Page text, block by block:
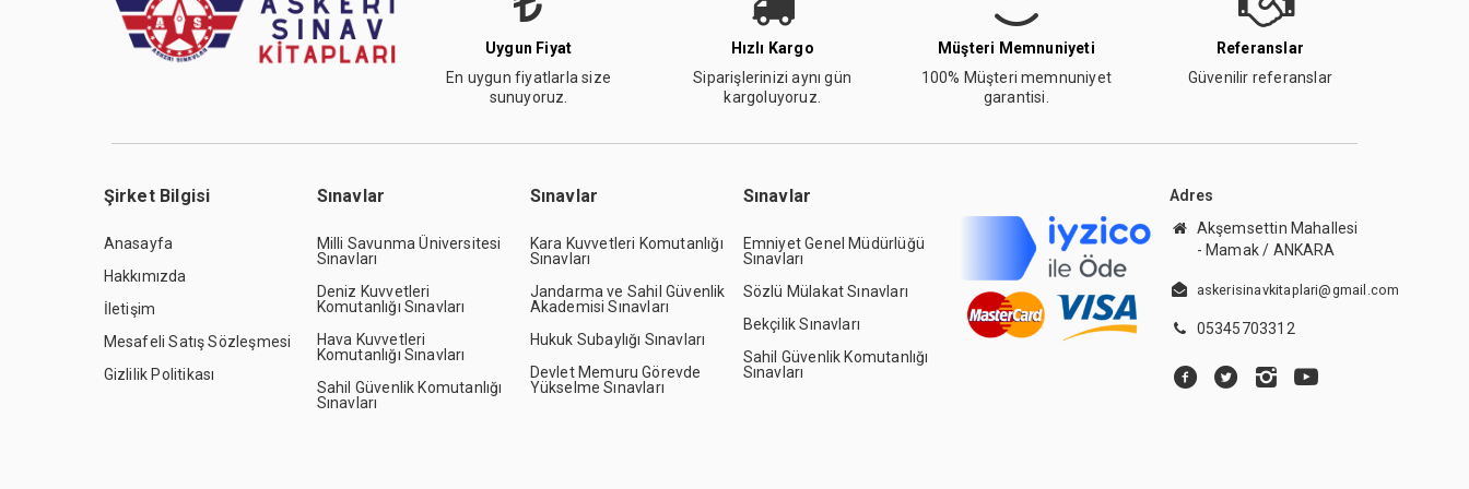
Uygun Fiyat
En uygun fiyatlarla size
sunuyoruz.
Hızlı Kargo
Siparişlerinizi aynı gün
kargoluyoruz.
Müşteri Memnuniyeti
100% Müşteri memnuniyet
garantisi.
Referanslar
Güvenilir referanslar
Şirket Bilgisi
Anasayfa
Hakkımızda
İletişim
Mesafeli Satış Sözleşmesi
Gizlilik Politikası
Sınavlar
Milli Savunma Üniversitesi
Sınavları
Deniz Kuvvetleri
Komutanlığı Sınavları
Hava Kuvvetleri
Komutanlığı Sınavları
Sahil Güvenlik Komutanlığı
Sınavları
Sınavlar
Kara Kuvvetleri Komutanlığı
Sınavları
Jandarma ve Sahil Güvenlik
Akademisi Sınavları
Hukuk Subaylığı Sınavları
Devlet Memuru Görevde
Yükselme Sınavları
Sınavlar
Emniyet Genel Müdürlüğü
Sınavları
Sözlü Mülakat Sınavları
Bekçilik Sınavları
Sahil Güvenlik Komutanlığı
Sınavları
Adres
Akşemsettin Mahallesi
- Mamak / ANKARA
askerisinavkitaplari@gmail.com
05345703312